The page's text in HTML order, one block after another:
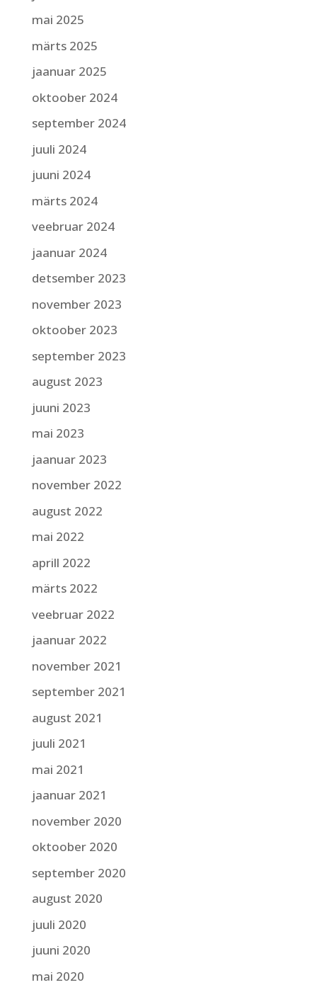
mai 2025
märts 2025
jaanuar 2025
oktoober 2024
september 2024
juuli 2024
juuni 2024
märts 2024
veebruar 2024
jaanuar 2024
detsember 2023
november 2023
oktoober 2023
september 2023
august 2023
juuni 2023
mai 2023
jaanuar 2023
november 2022
august 2022
mai 2022
aprill 2022
märts 2022
veebruar 2022
jaanuar 2022
november 2021
september 2021
august 2021
juuli 2021
mai 2021
jaanuar 2021
november 2020
oktoober 2020
september 2020
august 2020
juuli 2020
juuni 2020
mai 2020